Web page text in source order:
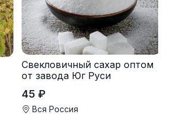
Свекловичный сахар оптом
от завода Юг Руси
45 ₽
Вся Россия